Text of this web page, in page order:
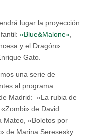
lugar la proyección
«Blue&Malone»
y el Dragón»
Gato.
una serie de
al programa
Madrid: «La rubia de
de David
Mateo, «Boletos por
de Marina Seresesky.